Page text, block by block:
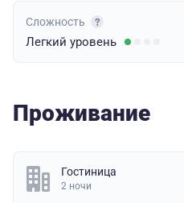
Сложность
Легкий уровень
Проживание
Гостиница
2 ночи